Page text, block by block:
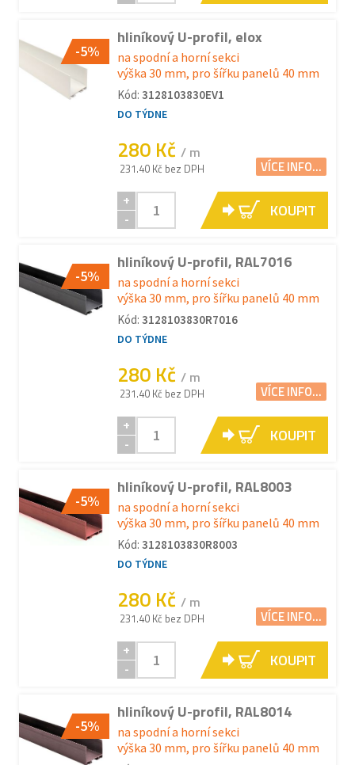
-5%
hliníkový U-profil, elox
na spodní a horní sekci
výška 30 mm, pro šířku panelů 40 mm
Kód: 3128103830EV1
DO TÝDNE
280 Kč / m
231.40 Kč bez DPH VÍCE INFO...
+
-
KOUPIT
-5%
hliníkový U-profil, RAL7016
na spodní a horní sekci
výška 30 mm, pro šířku panelů 40 mm
Kód: 3128103830R7016
DO TÝDNE
280 Kč / m
231.40 Kč bez DPH VÍCE INFO...
+
-
KOUPIT
-5%
hliníkový U-profil, RAL8003
na spodní a horní sekci
výška 30 mm, pro šířku panelů 40 mm
Kód: 3128103830R8003
DO TÝDNE
280 Kč / m
231.40 Kč bez DPH VÍCE INFO...
+
-
KOUPIT
-5%
hliníkový U-profil, RAL8014
na spodní a horní sekci
výška 30 mm, pro šířku panelů 40 mm